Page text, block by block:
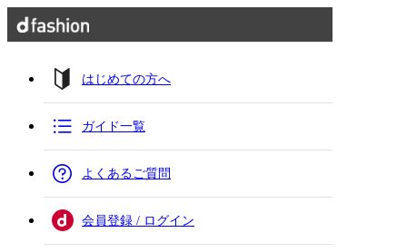
はじめての方へ
ガイド一覧
よくあるご質問
会員登録 / ログイン